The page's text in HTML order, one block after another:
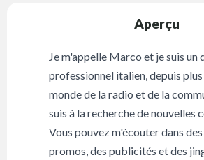
Aperçu
Je m'appelle Marco et je suis un
professionnel italien, depuis plus
monde de la radio et de la
suis à la recherche de nouvelles
Vous pouvez m'écouter dans
promos, des publicités et des